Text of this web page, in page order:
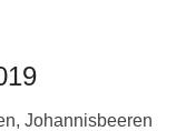
Johannisbeeren